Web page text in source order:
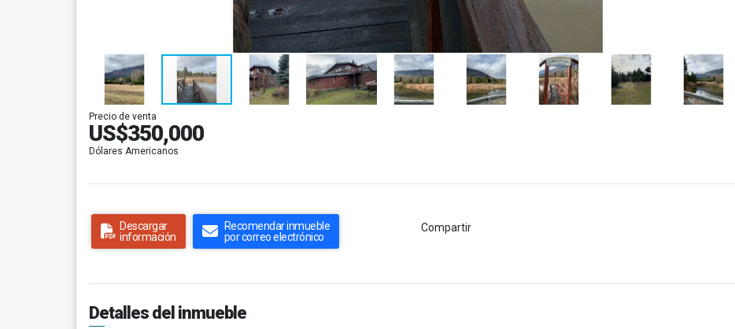
Precio de venta
US$350,000
Dólares Americanos
Descargar
información
Recomendar inmueble
por correo electrónico
Compartir
Detalles del inmueble